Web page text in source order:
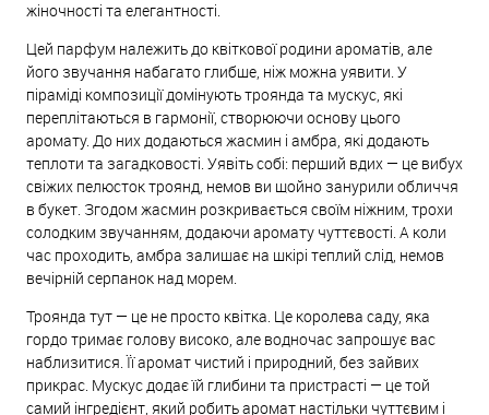
жіночності та елегантності.
Цей парфум належить до квіткової родини ароматів, але
його звучання набагато глибше, ніж можна уявити. У
піраміді композиції домінують троянда та мускус, які
переплітаються в гармонії, створюючи основу цього
аромату. До них додаються жасмин і амбра, які додають
теплоти та загадковості. Уявіть собі: перший вдих — це вибух
свіжих пелюсток троянд, немов ви щойно занурили обличчя
в букет. Згодом жасмин розкривається своїм ніжним, трохи
солодким звучанням, додаючи аромату чуттєвості. А коли
час проходить, амбра залишає на шкірі теплий слід, немов
вечірній серпанок над морем.
Троянда тут — це не просто квітка. Це королева саду, яка
гордо тримає голову високо, але водночас запрошує вас
наблизитися. Її аромат чистий і природний, без зайвих
прикрас. Мускус додає їй глибини та пристрасті — це той
самий інгредієнт, який робить аромат настільки чуттєвим і